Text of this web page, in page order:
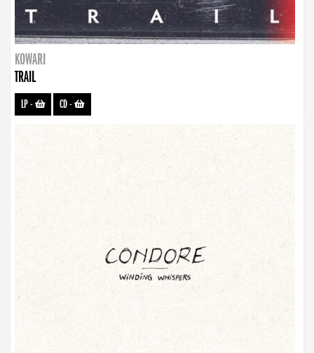
KOWARI
TRAIL
LP- CD-